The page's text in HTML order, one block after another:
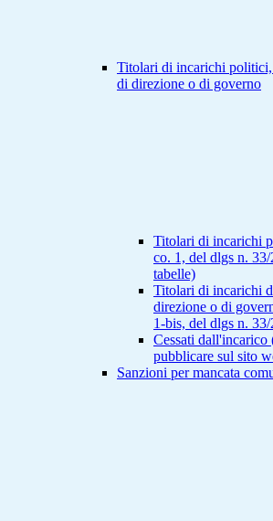
Titolari di incarichi
di direzione o di governo
Titolari di incarichi
co. 1, del dlgs n.
tabelle)
Titolari di incarichi
direzione o di
1-bis, del dlgs n.
Cessati dall'incarico
pubblicare sul sito
Sanzioni per mancata